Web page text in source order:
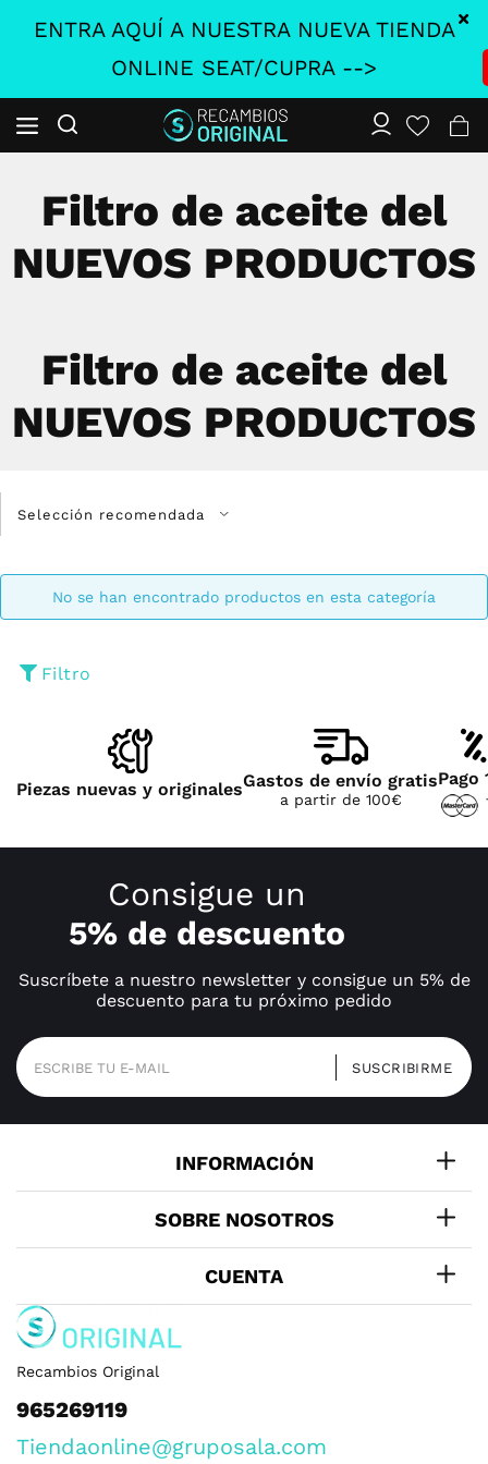
ENTRA AQUÍ A NUESTRA NUEVA TIENDA
ONLINE SEAT/CUPRA -->
Filtro de aceite del
NUEVOS PRODUCTOS
Filtro de aceite del
NUEVOS PRODUCTOS
No se han encontrado productos en esta categoría
Filtro
Piezas nuevas y originalesGastos de envío gratis
a partir de 100€
Pago
Consigue un
5% de descuento
Suscríbete a nuestro newsletter y consigue un 5% de
descuento para tu próximo pedido
INFORMACIÓN
SOBRE NOSOTROS
CUENTA
Recambios Original
965269119
Tiendaonline@gruposala.com